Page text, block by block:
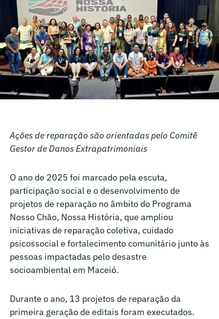
Ações de reparação são orientadas pelo Comitê
Gestor de Danos Extrapatrimoniais
O ano de 2025 foi marcado pela escuta,
participação social e o desenvolvimento de
projetos de reparação no âmbito do Programa
Nosso Chão, Nossa História, que ampliou
iniciativas de reparação coletiva, cuidado
psicossocial e fortalecimento comunitário junto às
pessoas impactadas pelo desastre
socioambiental em Maceió.
Durante o ano, 13 projetos de reparação da
primeira geração de editais foram executados.